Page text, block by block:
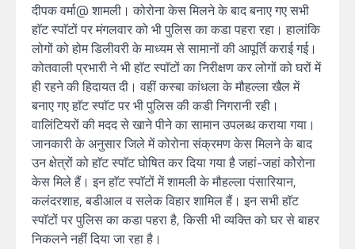
दीपक वर्मा@ शामली। कोरोना केस मिलने के बाद बनाए गए सभी
हाॅट स्पाॅटों पर मंगलवार को भी पुलिस का कडा पहरा रहा। हालांकि
लोगों को होम डिलीवरी के माध्यम से सामानों की आपूर्ति कराई गई।
कोतवाली प्रभारी ने भी हाॅट स्पाॅटों का निरीक्षण कर लोगों को घरों में
ही रहने की हिदायत दी। वहीं कस्बा कांधला के मौहल्ला खैल में
बनाए गए हाॅट स्पाॅट पर भी पुलिस की कडी निगरानी रही।
वालिंटियरों की मदद से खाने पीने का सामान उपलब्ध कराया गया।
जानकारी के अनुसार जिले में कोरोना संक्रमण केस मिलने के बाद
उन क्षेत्रों को हाॅट स्पाॅट घोषित कर दिया गया है जहां-जहां कोेरोना
केस मिले हैं। इन हाॅट स्पाॅटों में शामली के मौहल्ला पंसारियान,
कलंदरशाह, बडीआल व सलेक विहार शामिल हैं। इन सभी हाॅट
स्पाॅटों पर पुलिस का कडा पहरा है, किसी भी व्यक्ति को घर से बाहर
निकलने नहीं दिया जा रहा है।